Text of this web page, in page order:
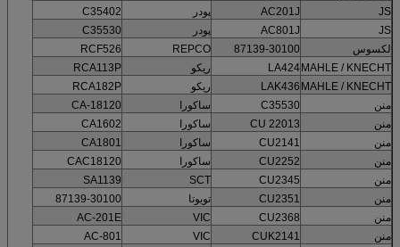
JS
AC201J پودر
C35402
JS
AC801J پودر
C35530
لکسوس
87139-30100
REPCO
RCF526
MAHLE / KNECHT
LA424 ریکو
RCA113P
MAHLE / KNECHT
LAK436 ریکو
RCA182P
منن
C35530 ساکورا
CA-18120
منن
22013 CU ساکورا
CA1602
منن
CU2141 ساکورا
CA1801
منن
CU2252 ساکورا
CAC18120
منن
CU2345
SCT
SA1139
منن
CU2351 تویوتا
87139-30100
منن
CU2368
VIC
AC-201E
منن
CUK2141
VIC
AC-801